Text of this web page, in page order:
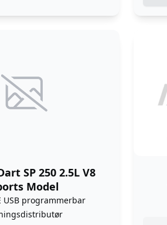
SP 250 2.5L V8
Model
USB programmerbar